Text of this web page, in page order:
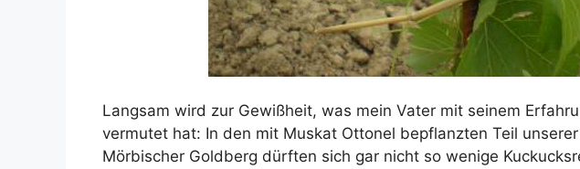
Langsam wird zur Gewißheit, was mein Vater mit seinem
vermutet hat: In den mit Muskat Ottonel bepflanzten Teil
Mörbischer Goldberg dürften sich gar nicht so wenige